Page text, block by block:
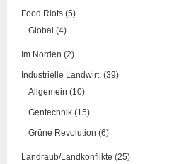
Food Riots (5)
Global (4)
Im Norden (2)
Industrielle Landwirt. (39)
Allgemein (10)
Gentechnik (15)
Grüne Revolution (6)
Landraub/Landkonflikte (25)